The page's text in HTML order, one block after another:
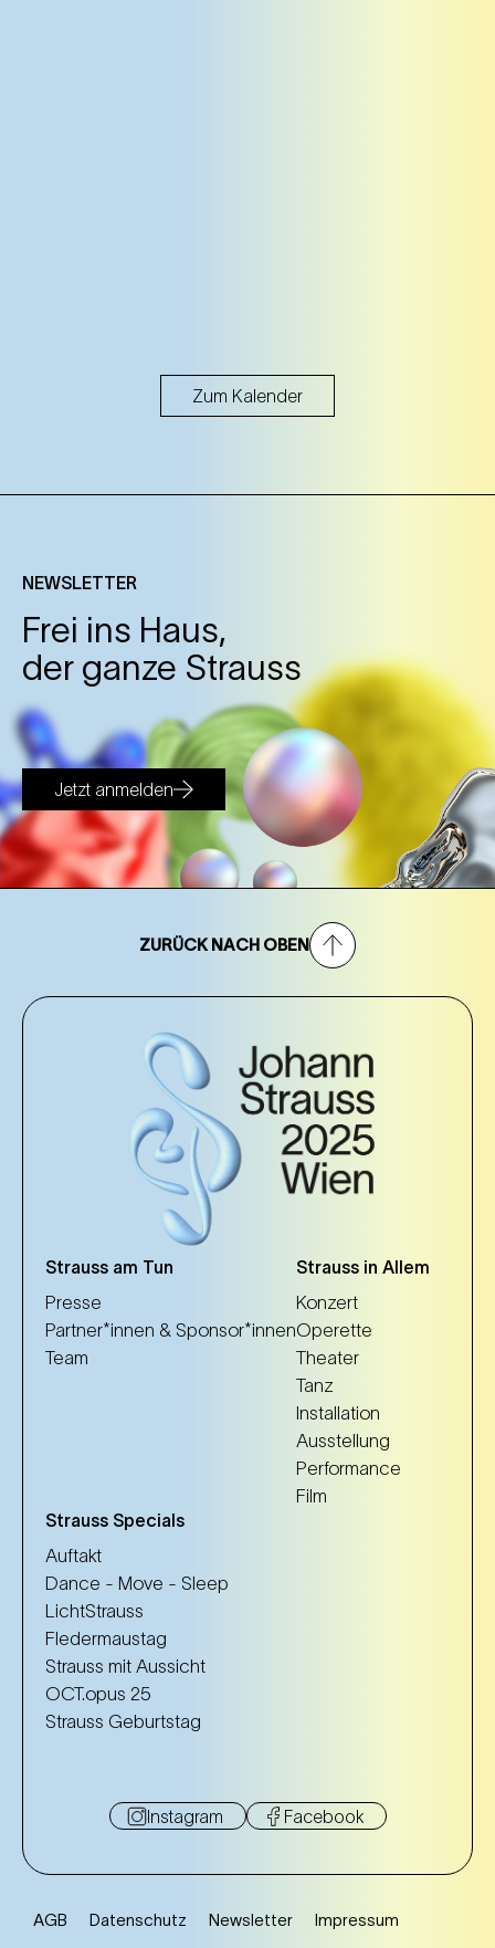
Zum Kalender
NEWSLETTER
Frei ins Haus,
der ganze Strauss
Jetzt anmelden
ZURÜCK NACH OBEN
Strauss am Tun
Presse
Partner*innen & Sponsor*innen
Team
Strauss in Allem
Konzert
Operette
Theater
Tanz
Installation
Ausstellung
Performance
Film
Strauss Specials
Auftakt
Dance - Move - Sleep
LichtStrauss
Fledermaustag
Strauss mit Aussicht
OCT.opus 25
Strauss Geburtstag
Instagram Facebook
AGB Datenschutz Newsletter Impressum